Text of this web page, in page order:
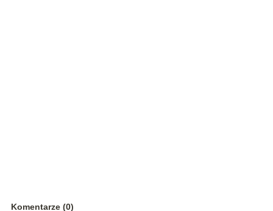
Komentarze (0)